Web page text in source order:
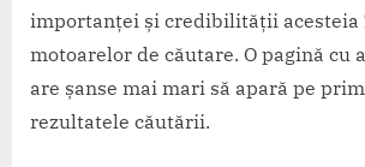
importanței și credibilității acesteia
motoarelor de căutare. O pagină cu
are șanse mai mari să apară pe
rezultatele căutării.